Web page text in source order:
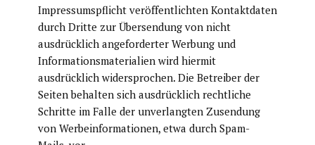
Impressumspflicht veröffentlichten Kontaktdaten
durch Dritte zur Übersendung von nicht
ausdrücklich angeforderter Werbung und
Informationsmaterialien wird hiermit
ausdrücklich widersprochen. Die Betreiber der
Seiten behalten sich ausdrücklich rechtliche
Schritte im Falle der unverlangten Zusendung
von Werbeinformationen, etwa durch Spam-